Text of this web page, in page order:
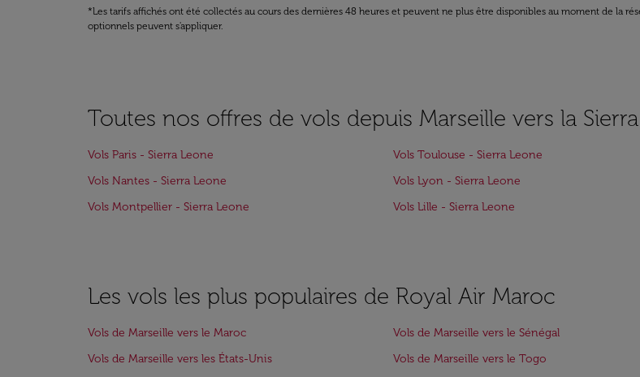
*Les tarifs affichés ont été collectés au cours des dernières 48 heures et peuvent ne plus être disponibles au moment de la
optionnels peuvent s'appliquer.
Toutes nos offres de vols depuis Marseille vers la
Vols Paris - Sierra Leone Vols Toulouse - Sierra Leone
Vols Nantes - Sierra Leone
Vols Lyon - Sierra Leone
Vols Montpellier - Sierra Leone
Vols Lille - Sierra Leone
Les vols les plus populaires de Royal Air Maroc
Vols de Marseille vers le Maroc Vols de Marseille vers le Sénégal
Vols de Marseille vers les États-Unis
Vols de Marseille vers le Togo